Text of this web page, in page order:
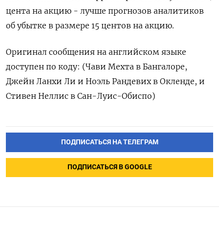
цента на акцию - лучше прогнозов аналитиков
об убытке в размере 15 центов на акцию.
Оригинал сообщения на английском языке
доступен по коду: (Чави Мехта в Бангалоре,
Джейн Ланхи Ли и Ноэль Рандевих в Окленде, и
Стивен Неллис в Сан-Луис-Обиспо)
ПОДПИСАТЬСЯ НА ТЕЛЕГРАМ
ПОДПИСАТЬСЯ В GOOGLE